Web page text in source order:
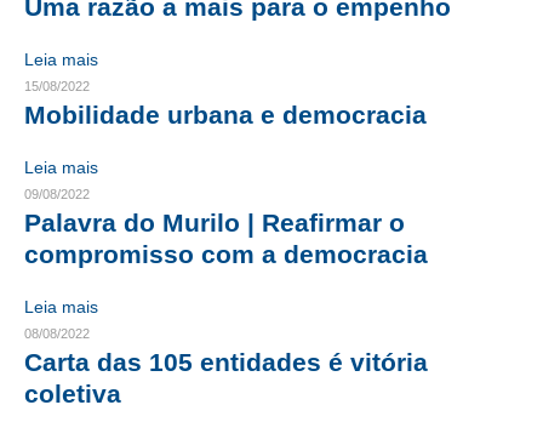
FIQUE POR DENTRO
OPORTUNIDADES
APRESENTAÇÃO
EMPREGO E ESTÁGIO
CARREIRA
AUTÔNOMOS E SERVIÇOS
NEWSLETTER
GUIA DAS ENGENHARIAS
Uma razão a mais para o empenho
Leia mais
15/08/2022
Mobilidade urbana e democracia
Leia mais
09/08/2022
Palavra do Murilo | Reafirmar o
compromisso com a democracia
Leia mais
08/08/2022
Carta das 105 entidades é vitória
coletiva